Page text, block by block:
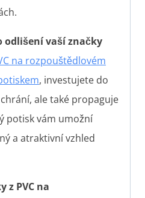
odlišení vaší značky
na rozpouštědlovém
, investujete do
ale také propaguje
potisk vám umožní
a atraktivní vzhled
z PVC na